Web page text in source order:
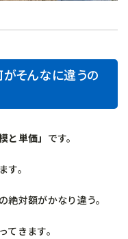
そんなに違うの
と単価」 です。
。
対額がかなり違う。
きます。